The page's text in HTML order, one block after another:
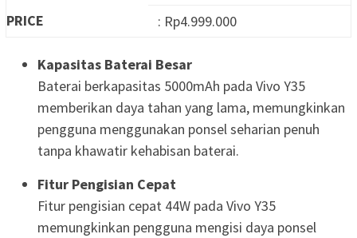
PRICE
: Rp4.999.000
Kapasitas Baterai Besar
Baterai berkapasitas 5000mAh pada Vivo Y35
memberikan daya tahan yang lama, memungkinkan
pengguna menggunakan ponsel seharian penuh
tanpa khawatir kehabisan baterai.
Fitur Pengisian Cepat
Fitur pengisian cepat 44W pada Vivo Y35
memungkinkan pengguna mengisi daya ponsel